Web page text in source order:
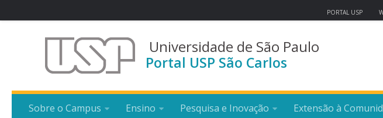
PORTAL USP
Universidade de São Paulo
Portal USP São Carlos
Sobre o Campus Ensino Pesquisa e Inovação Extensão à